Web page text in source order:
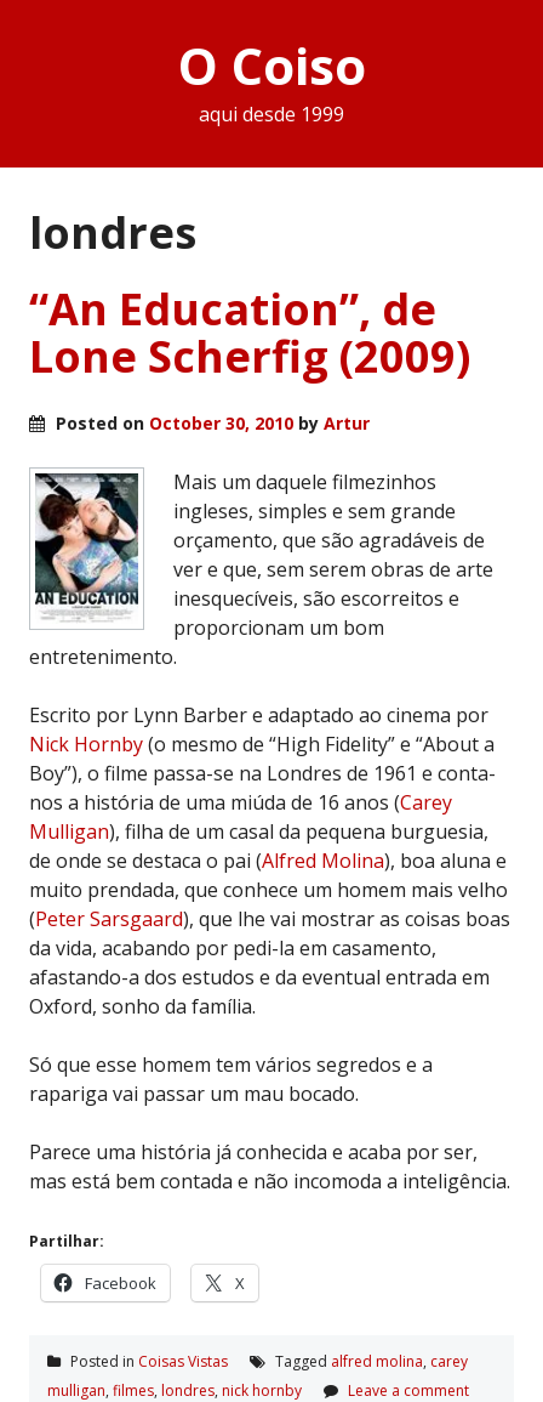
O Coiso
aqui desde 1999
londres
“An Education”, de
Lone Scherfig (2009)
Posted on October 30, 2010 by Artur
Mais um daquele filmezinhos
ingleses, simples e sem grande
orçamento, que são agradáveis de
ver e que, sem serem obras de arte
inesquecíveis, são escorreitos e
proporcionam um bom
entretenimento.
Escrito por Lynn Barber e adaptado ao cinema por
Nick Hornby(o mesmo de “High Fidelity” e “About a
Boy”), o filme passa-se na Londres de 1961 e conta-
nos a história de uma miúda de 16 anos (Carey
Mulligan), filha de um casal da pequena burguesia,
de onde se destaca o pai (Alfred Molina), boa aluna e
muito prendada, que conhece um homem mais velho
(Peter Sarsgaard), que lhe vai mostrar as coisas boas
da vida, acabando por pedi-la em casamento,
afastando-a dos estudos e da eventual entrada em
Oxford, sonho da família.
Só que esse homem tem vários segredos e a
rapariga vai passar um mau bocado.
Parece uma história já conhecida e acaba por ser,
mas está bem contada e não incomoda a inteligência.
Partilhar:
Facebook X
Posted in Coisas Vistas Tagged alfred molina, carey
mulligan, filmes, londres, nick hornby Leave a comment